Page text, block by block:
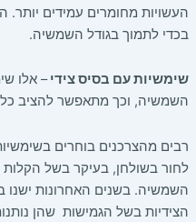
העשויות מחומרים עמידים יותר.
בכדי לתמוך בגודל השמשיה.
שימשיות עם בסיס צידי– אלו
השמשיה, וכך מתאפשר להציב
רבים מהצרכנים בוחרים
לחור בשולחן, בעיקר בשל הקלות
השמשיה. בשנים האחרונות ישנו
הצידיות בשל הגמישות שהן